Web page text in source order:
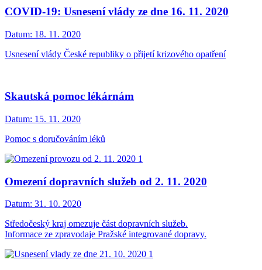
COVID-19: Usnesení vlády ze dne 16. 11. 2020
Datum: 18. 11. 2020
Usnesení vlády České republiky o přijetí krizového opatření
Skautská pomoc lékárnám
Datum: 15. 11. 2020
Pomoc s doručováním léků
Omezení dopravních služeb od 2. 11. 2020
Datum: 31. 10. 2020
Středočeský kraj omezuje část dopravních služeb.
Informace ze zpravodaje Pražské integrované dopravy.